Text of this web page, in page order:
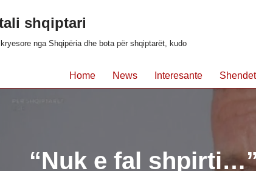
shqiptari
nga Shqipëria dhe bota për shqiptarët, kudo
Home News Interesante Shendet
“Nuk e fal